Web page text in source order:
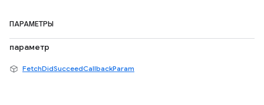
ПАРАМЕТРЫ
параметр
FetchDidSucceedCallbackParam